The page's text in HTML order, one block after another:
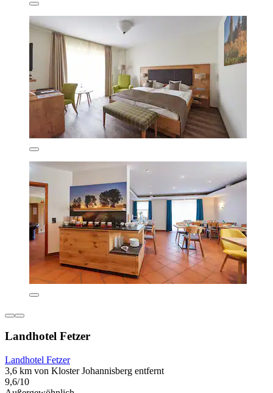
Landhotel Fetzer
Landhotel Fetzer
3,6 km von Kloster Johannisberg entfernt
9,6/10